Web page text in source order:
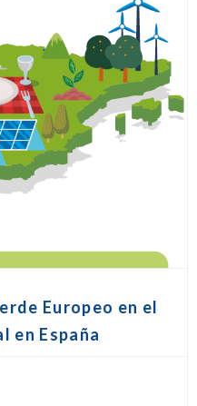
Europeo en el
en España